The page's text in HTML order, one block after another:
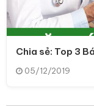
Chia sẻ: Top 3
05/12/2019